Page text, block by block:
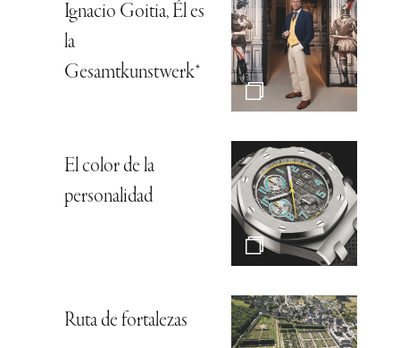
Ignacio Goitia, Él es
la
Gesamtkunstwerk*
El color de la
personalidad
Ruta de fortalezas